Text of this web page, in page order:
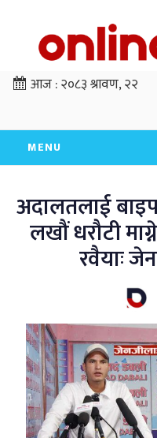
आज :२०८३ श्रावण, २२
MENU
अदालतलाई
लखौं धरौटी
रवैयाः